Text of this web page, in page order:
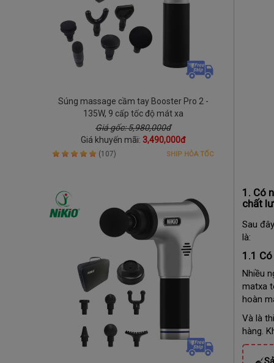
Súng massage cầm tay Booster Pro 2 -
135W, 9 cấp tốc độ mát xa
Giá gốc: 5,980,000đ
Giá khuyến mãi: 3,490,000đ
(107) SHIP HỎA TỐC
1. Có
chất
Sau
là:
1.1
Nhiều
matxa
hoàn
Và là
hàng.